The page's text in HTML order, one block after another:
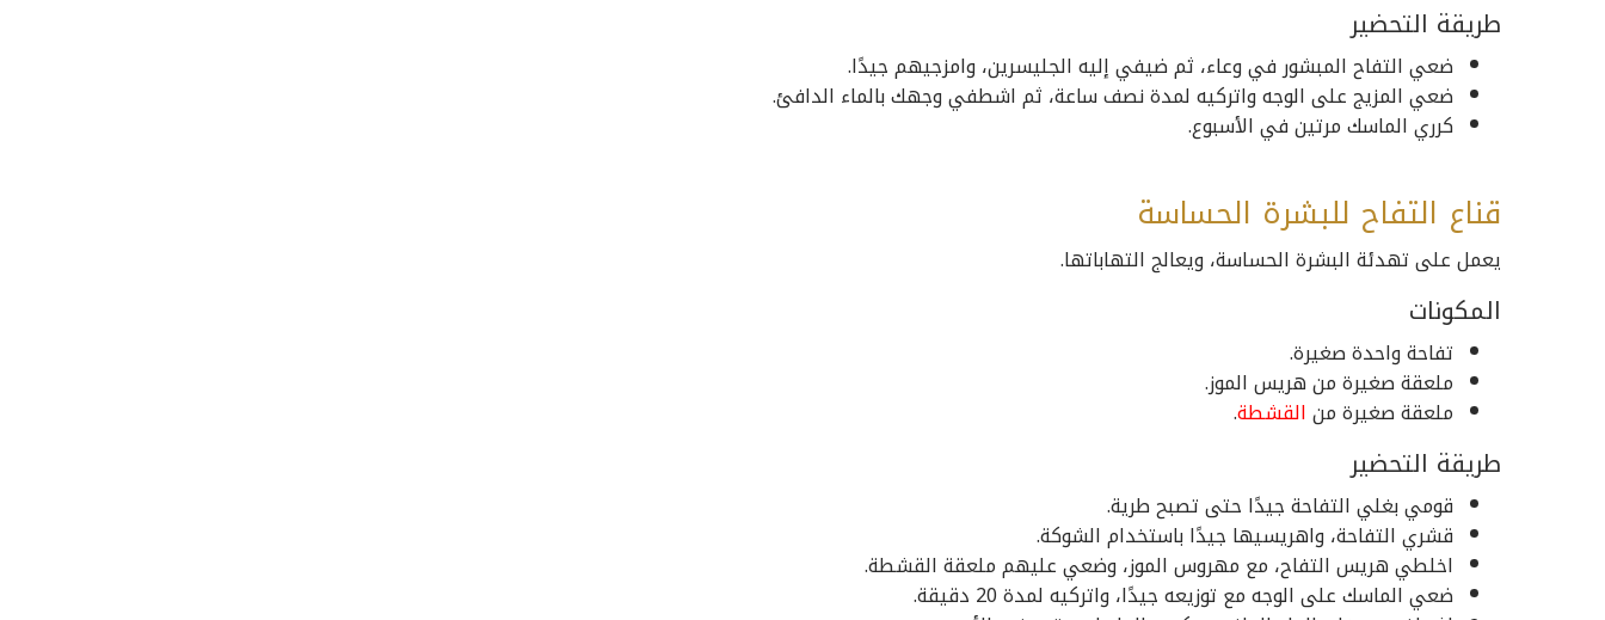
طريقة التحضير
ضعي التفاح المبشور في وعاء، ثم ضيفي إليه الجليسرين، وامزجيهم جيدًا.
ضعي المزيج على الوجه واتركيه لمدة نصف ساعة، ثم اشطفي وجهك بالماء الدافئ.
كرري الماسك مرتين في الأسبوع.
قناع التفاح للبشرة الحساسة
يعمل على تهدئة البشرة الحساسة، ويعالج التهاباتها.
المكونات
تفاحة واحدة صغيرة.
ملعقة صغيرة من هريس الموز.
ملعقة صغيرة منالقشطة.
طريقة التحضير
قومي بغلي التفاحة جيدًا حتى تصبح طرية.
قشري التفاحة، واهريسيها جيدًا باستخدام الشوكة.
اخلطي هريس التفاح، مع مهروس الموز، وضعي عليهم ملعقة القشطة.
ضعي الماسك على الوجه مع توزيعه جيدًا، واتركيه لمدة 20 دقيقة.